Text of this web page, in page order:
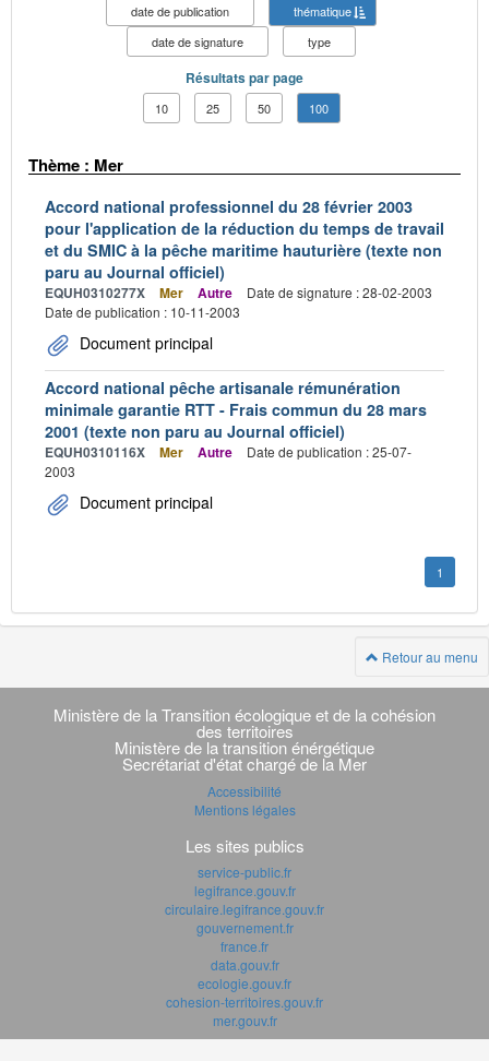
date de publication
thématique
date de signature
type
Résultats par page
10 25 50 100
Thème : Mer
Accord national professionnel du 28 février 2003
pour l'application de la réduction du temps de travail
et du SMIC à la pêche maritime hauturière (texte non
paru au Journal officiel)
EQUH0310277X Mer Autre
Date de signature : 28-02-2003
Date de publication : 10-11-2003
Document principal
Accord national pêche artisanale rémunération
minimale garantie RTT - Frais commun du 28 mars
2001 (texte non paru au Journal officiel)
EQUH0310116X Mer Autre
Date de publication : 25-07-
2003
Document principal
1
Retour au menu
Navigation
transverse
Ministère de la Transition écologique et de la cohésion
des territoires
Ministère de la transition énérgétique
Secrétariat d'état chargé de la Mer
Accessibilité
Mentions légales
Les sites publics
service-public.fr
legifrance.gouv.fr
circulaire.legifrance.gouv.fr
gouvernement.fr
france.fr
data.gouv.fr
ecologie.gouv.fr
cohesion-territoires.gouv.fr
mer.gouv.fr